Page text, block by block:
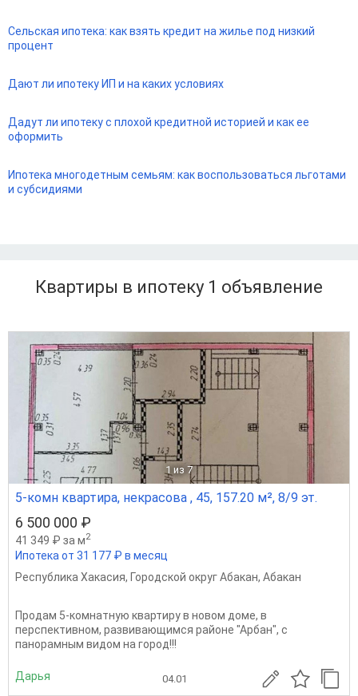
Сельская ипотека: как взять кредит на жилье под низкий
процент
Дают ли ипотеку ИП и на каких условиях
Дадут ли ипотеку с плохой кредитной историей и как ее
оформить
Ипотека многодетным семьям: как воспользоваться льготами
и субсидиями
Квартиры в ипотеку 1 объявление
1 из 7
5-комн квартира, некрасова , 45, 157.20 м², 8/9 эт.
6 500 000 ₽
41 349 ₽ за м2
Ипотека от 31 177 ₽ в месяц
Республика Хакасия, Городской округ Абакан, Абакан
Продам 5-комнатную квартиру в новом доме, в
перспективном, развивающимся районе "Арбан", с
панорамным видом на город!!!
Дарья 04.01